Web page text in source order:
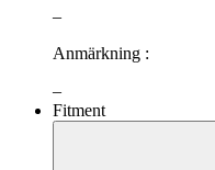
–
Anmärkning :
–
Fitment